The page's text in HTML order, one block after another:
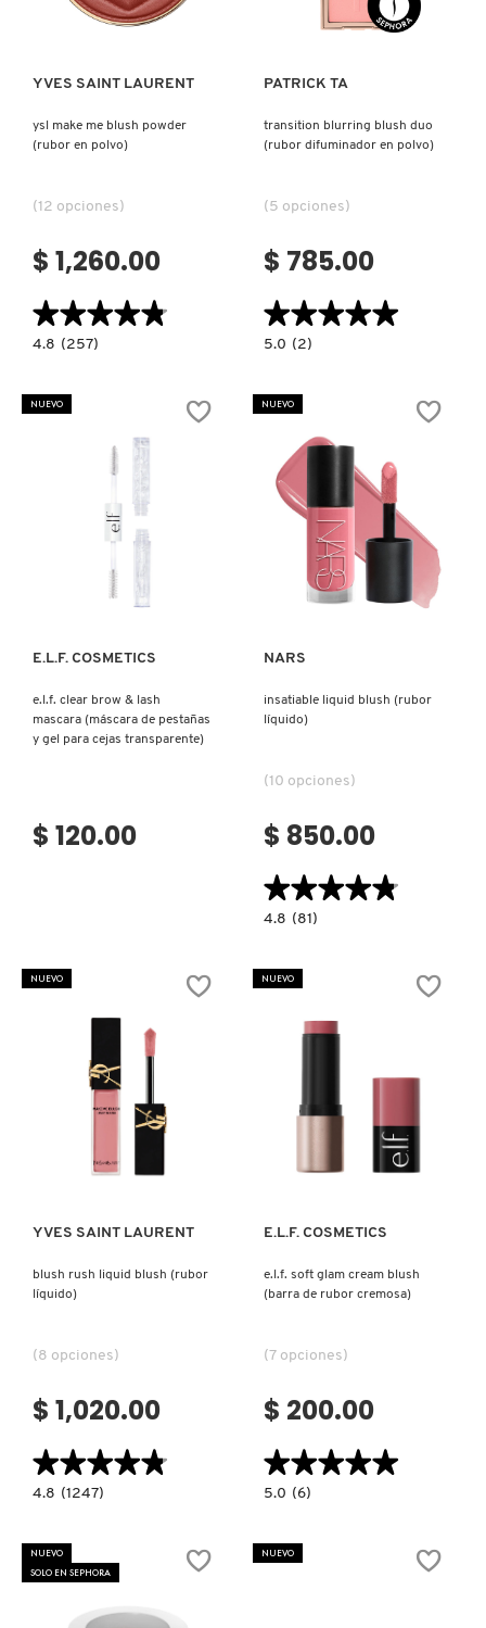
YVES SAINT LAURENT
ysl make me blush powder
(rubor en polvo)
(12 opciones)
$ 1,260.00
★★★★★
★★★★★
4.8
ME
BLUSH
4.8 (257)
PATRICK TA
transition blurring blush duo
(rubor difuminador en polvo)
(5 opciones)
$ 785.00
★★★★★
★★★★★
5.0
BLUSH
DUO
DIFUMINADOR
POLVO)
5.0 (2)
NUEVO
Ver más
E.L.F. COSMETICS
e.l.f. clear brow & lash
mascara (máscara de pestañas
y gel para cejas transparente)
$ 120.00
NUEVO
Ver más
NARS
insatiable liquid blush (rubor
líquido)
(10 opciones)
$ 850.00
★★★★★
★★★★★
4.8
BLUSH
(RUBOR
4.8 (81)
NUEVO
YVES SAINT LAURENT
blush rush liquid blush (rubor
líquido)
(8 opciones)
$ 1,020.00
★★★★★
★★★★★
4.8
LIQUID
BLUSH
(RUBOR
4.8 (1247)
NUEVO
Ver más
E.L.F. COSMETICS
e.l.f. soft glam cream blush
(barra de rubor cremosa)
(7 opciones)
$ 200.00
★★★★★
★★★★★
5.0
GLAM
CREAM
5.0 (6)
NUEVO
SOLO EN SEPHORA
NUEVO